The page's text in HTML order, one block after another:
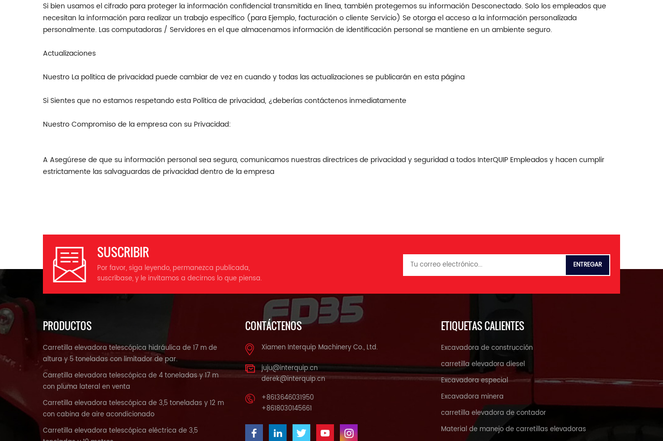
Si bien usamos el cifrado para proteger la información confidencial transmitida en línea, también protegemos su información Desconectado. Solo los empleados que
necesitan la información para realizar un trabajo específico (para Ejemplo, facturación o cliente Servicio) Se otorga el acceso a la información personalizada
personalmente. Las computadoras / Servidores en el que almacenamos información de identificación personal se mantiene en un ambiente seguro.
Actualizaciones
Nuestro La política de privacidad puede cambiar de vez en cuando y todas las actualizaciones se publicarán en esta página
Si Sientes que no estamos respetando esta Política de privacidad, ¿deberías contáctenos inmediatamente
Nuestro Compromiso de la empresa con su Privacidad:
A Asegúrese de que su información personal sea segura, comunicamos nuestras directrices de privacidad y seguridad a todos InterQUIP Empleados y hacen cumplir
estrictamente las salvaguardas de privacidad dentro de la empresa
SUSCRIBIR
Por favor, siga leyendo, permanezca publicada,
suscríbase, y le invitamos a decirnos lo que piensa.
PRODUCTOS
Carretilla elevadora telescópica hidráulica de 17 m de
altura y 5 toneladas con limitador de par.
Carretilla elevadora telescópica de 4 toneladas y 17 m
con pluma lateral en venta
Carretilla elevadora telescópica de 3,5 toneladas y 12 m
con cabina de aire acondicionado
Carretilla elevadora telescópica eléctrica de 3,5
CONTÁCTENOS
Xiamen Interquip Machinery Co., Ltd.
juju@interquip.cn
derek@interquip.cn
+8613646031950
+8618030145661
ETIQUETAS CALIENTES
Excavadora de construcción
carretilla elevadora diesel
Excavadora especial
Excavadora minera
carretilla elevadora de contador
Material de manejo de carretillas elevadoras